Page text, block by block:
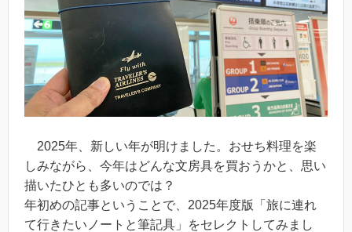
2025年、新しい年が明けました。おせち料理を楽
しみながら、今年はどんな文房具を買おうかと、思い
描いたひとも多いのでは？
年初めの記事ということで、2025年度版「旅に連れ
て行きたいノートと筆記具」をセレクトしてみまし